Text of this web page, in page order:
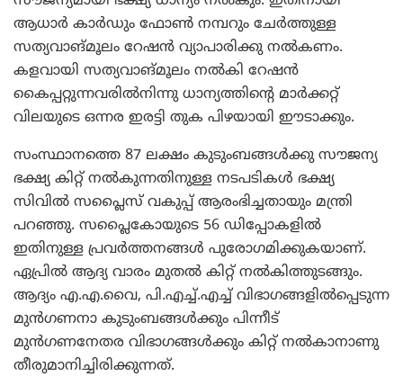
ആധാര്‍ കാര്‍ഡും ഫോണ്‍ നമ്പറും ചേര്‍ത്തുള്ള
സത്യവാങ്മൂലം റേഷന്‍ വ്യാപാരിക്കു നല്‍കണം.
കളവായി സത്യവാങ്മൂലം നല്‍കി റേഷന്‍
കൈപ്പറ്റുന്നവരില്‍നിന്നു ധാന്യത്തിന്റെ മാര്‍ക്കറ്റ്
വിലയുടെ ഒന്നര ഇരട്ടി തുക പിഴയായി ഈടാക്കും.
സംസ്ഥാനത്തെ 87 ലക്ഷം കുടുംബങ്ങള്‍ക്കു സൗജന്യ
ഭക്ഷ്യ കിറ്റ് നല്‍കുന്നതിനുള്ള നടപടികള്‍ ഭക്ഷ്യ
സിവില്‍ സപ്ലൈസ് വകുപ്പ് ആരംഭിച്ചതായും മന്ത്രി
പറഞ്ഞു. സപ്ലൈകോയുടെ 56 ഡിപ്പോകളില്‍
ഇതിനുള്ള പ്രവര്‍ത്തനങ്ങള്‍ പുരോഗമിക്കുകയാണ്.
ഏപ്രില്‍ ആദ്യ വാരം മുതല്‍ കിറ്റ് നല്‍കിത്തുടങ്ങും.
ആദ്യം എ.എ.വൈ, പി.എച്ച്.എച്ച് വിഭാഗങ്ങളില്‍പ്പെടുന്ന
മുന്‍ഗണനാ കുടുംബങ്ങള്‍ക്കും പിന്നീട്
മുന്‍ഗണനേതര വിഭാഗങ്ങള്‍ക്കും കിറ്റ് നല്‍കാനാണു
തീരുമാനിച്ചിരിക്കുന്നത്.